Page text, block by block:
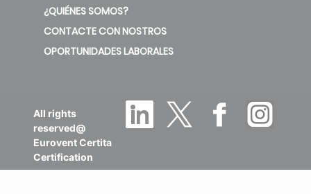
¿QUIÉNES SOMOS?
CONTACTE CON NOSTROS
OPORTUNIDADES LABORALES
All rights
reserved@
Eurovent Certita
Certification